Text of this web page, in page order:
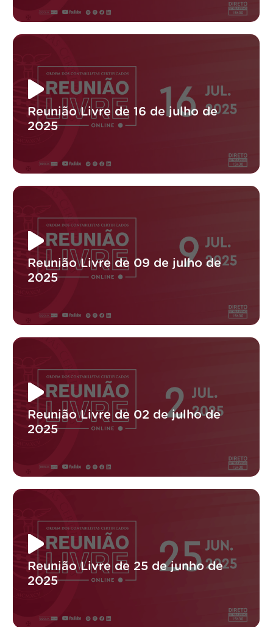
Reunião Livre de 16 de julho de
2025
Reunião Livre de 09 de julho de
2025
Reunião Livre de 02 de julho de
2025
Reunião Livre de 25 de junho de
2025